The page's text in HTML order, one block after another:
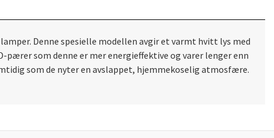
Denne spesielle modellen avgir et varmt hvitt lys med
som denne er mer energieffektive og varer lenger enn
som de nyter en avslappet, hjemmekoselig atmosfære.